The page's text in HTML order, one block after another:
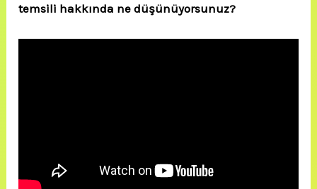
temsili hakkında ne düşünüyorsunuz?